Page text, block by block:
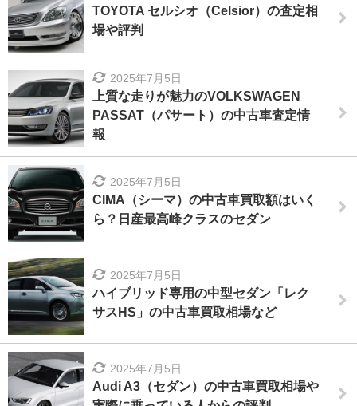
TOYOTA セルシオ（Celsior）の査定相
場や評判
2025年7月5日
上質な走りが魅力のVOLKSWAGEN
PASSAT（パサート）の中古車査定情
報
2025年7月5日
CIMA（シーマ）の中古車買取額はいく
ら？日産最高峰クラスのセダン
2025年7月5日
ハイブリッド専用の中型セダン「レク
サスHS」の中古車買取相場など
2025年7月5日
Audi A3（セダン）の中古車買取相場や